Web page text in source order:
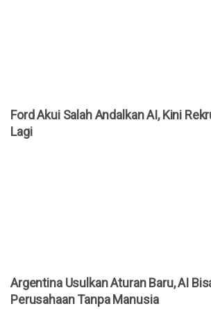
Ford Akui Salah Andalkan AI, Kini
Lagi
Argentina Usulkan Aturan Baru, AI
Perusahaan Tanpa Manusia